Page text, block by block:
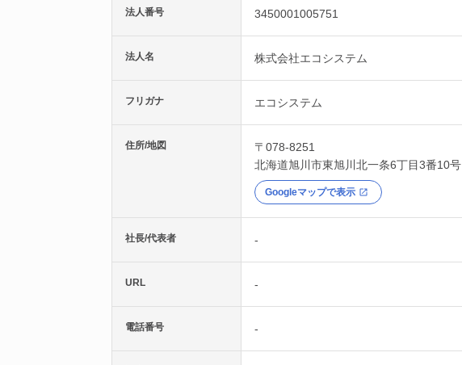
法人番号 3450001005751
法人名 株式会社エコシステム
フリガナ エコシステム
住所/地図
〒078-8251
北海道旭川市東旭川北一条6丁目3番10号
Googleマップで表示
社長/代表者 -
URL -
電話番号 -